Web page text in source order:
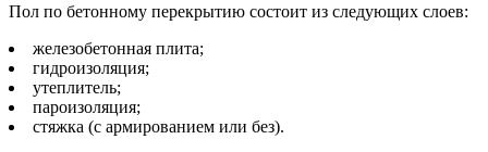
Пол по бетонному перекрытию состоит из следующих слоев:
железобетонная плита;
гидроизоляция;
утеплитель;
пароизоляция;
стяжка (с армированием или без).